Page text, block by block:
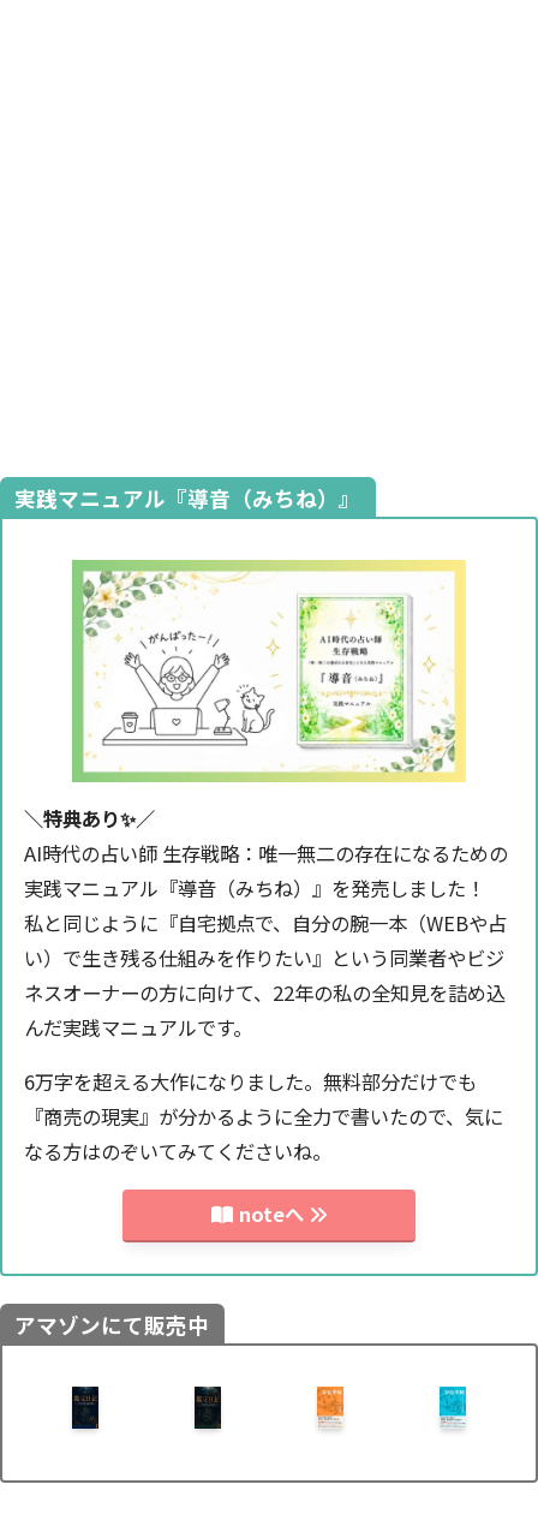
実践マニュアル『導音（みちね）』
＼特典あり✨️／
AI時代の占い師 生存戦略：唯一無二の存在になるための
実践マニュアル『導音（みちね）』を発売しました！
私と同じように『自宅拠点で、自分の腕一本（WEBや占
い）で生き残る仕組みを作りたい』という同業者やビジ
ネスオーナーの方に向けて、22年の私の全知見を詰め込
んだ実践マニュアルです。
6万字を超える大作になりました。無料部分だけでも
『商売の現実』が分かるように全力で書いたので、気に
なる方はのぞいてみてくださいね。
noteへ
アマゾンにて販売中